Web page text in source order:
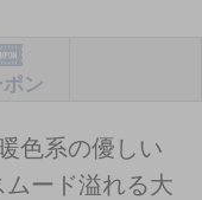
ン
色系の優しい
ード溢れる大